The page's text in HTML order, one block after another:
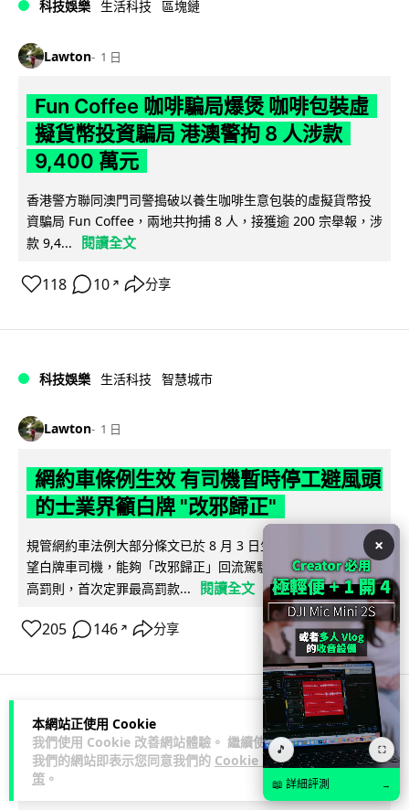
本網站正使用 Cookie
我們使用 Cookie 改善網站體驗。 繼續使用
我們的網站即表示您同意我們的 Cookie 政
策 。
科技娛樂 生活科技 區塊鏈
Lawton 1 日
Fun Coffee 咖啡騙局爆煲 咖啡包裝虛
擬貨幣投資騙局 港澳警拘 8 人涉款
9,400 萬元
香港警方聯同澳門司警搗破以養生咖啡生意包裝的虛擬貨幣投
資騙局 Fun Coffee，兩地共拘捕 8 人，接獲逾 200 宗舉報，涉
款 9,4...
閱讀全文
118 10 ↗ 分享
科技娛樂 生活科技 智慧城市
Lawton 1 日
網約車條例生效 有司機暫時停工避風頭
的士業界籲白牌 "改邪歸正"
規管網約車法例大部分條文已於 8 月 3 日生效，的士業界就期
望白牌車司機，能夠「改邪歸正」回流駕駛的士。新例大幅提
高罰則，首次定罪最高罰款...
閱讀全文
205 146 ↗ 分享
人工智能
Lawton
×
🎵 ⛶
📖 詳細評測 →